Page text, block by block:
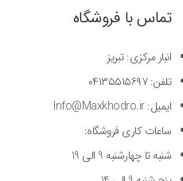
تماس با فروشگاه
انبار مرکزی: تبریز
تلفن: ۰۴۱۳۵۵۱۵۶۹۷
ایمیل: Info@Maxkhodro.ir
ساعات کاری فروشگاه:
شنبه تا چهارشنبه 9 الی 19